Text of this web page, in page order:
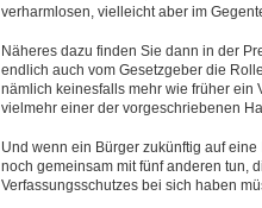
verharmlosen, vielleicht aber im
Näheres dazu finden Sie dann in der
endlich auch vom Gesetzgeber die
nämlich keinesfalls mehr wie früher ein
vielmehr einer der vorgeschriebenen
Und wenn ein Bürger zukünftig auf
noch gemeinsam mit fünf anderen tun,
Verfassungsschutzes bei sich haben